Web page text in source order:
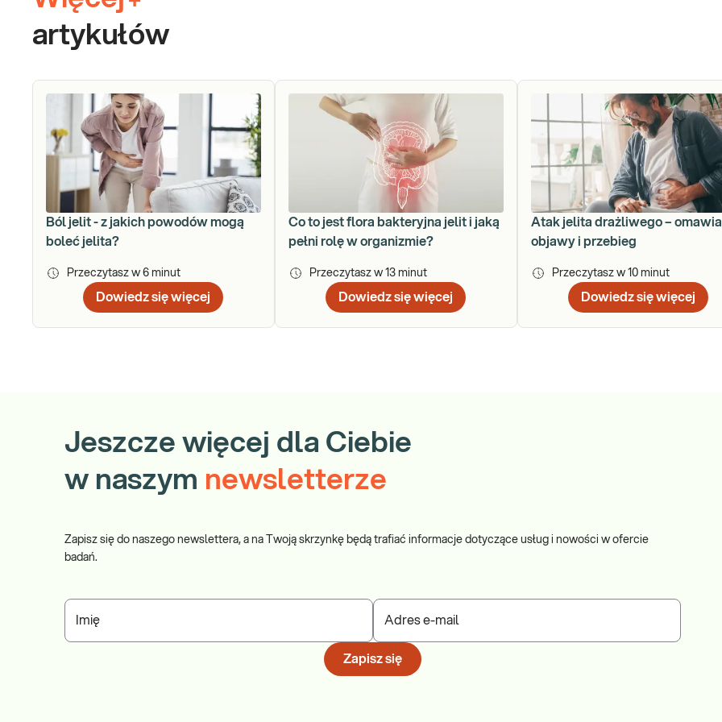
artykułów
Ból jelit - z jakich powodów mogą
boleć jelita?
Przeczytasz w 6 minut
Dowiedz się więcej
Co to jest flora bakteryjna jelit i jaką
pełni rolę w organizmie?
Przeczytasz w 13 minut
Dowiedz się więcej
Atak jelita drażliwego –
objawy i przebieg
Przeczytasz w 10 minut
Dowiedz się więcej
Jeszcze więcej dla Ciebie
w naszym newsletterze
Zapisz się do naszego newslettera, a na Twoją skrzynkę będą trafiać informacje dotyczące usług i nowości w ofercie
badań.
Imię Adres e-mail
Zapisz się